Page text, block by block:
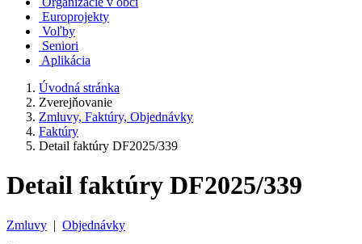
Europrojekty
Voľby
Seniori
Aplikácia
Úvodná stránka
Zverejňovanie
Zmluvy, Faktúry, Objednávky
Faktúry
Detail faktúry DF2025/339
Detail faktúry DF2025/339
Zmluvy | Objednávky